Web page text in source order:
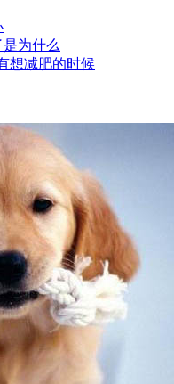
为什么
想减肥的时候